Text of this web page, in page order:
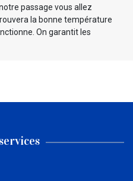
passage vous allez
la bonne température
On garantit les